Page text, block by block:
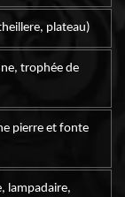
plateau)
trophée de
pierre et fonte
lampadaire,